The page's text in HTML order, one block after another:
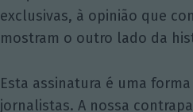
exclusivas, à opinião que
mostram o outro lado da
Esta assinatura é uma
jornalistas. A nossa